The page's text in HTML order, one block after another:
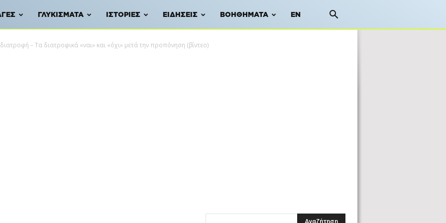
ΓΛΥΚΊΣΜΑΤΑ ΙΣΤΟΡΊΕΣ ΕΙΔΉΣΕΙΣ ΒΟΗΘΉΜΑΤΑ EN
– Τα διατροφικά «ναι» και «όχι» μετά την προπόνηση (βίντεο)